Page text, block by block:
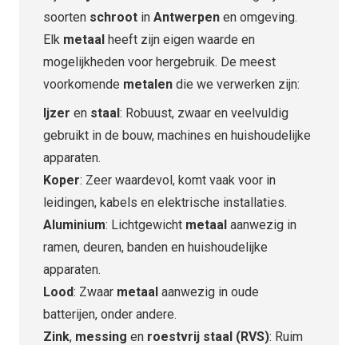
soorten schroot in Antwerpen en omgeving.
Elk metaal heeft zijn eigen waarde en
mogelijkheden voor hergebruik. De meest
voorkomende metalen die we verwerken zijn:
Ijzer en staal: Robuust, zwaar en veelvuldig
gebruikt in de bouw, machines en huishoudelijke
apparaten.
Koper: Zeer waardevol, komt vaak voor in
leidingen, kabels en elektrische installaties.
Aluminium: Lichtgewicht metaal aanwezig in
ramen, deuren, banden en huishoudelijke
apparaten.
Lood: Zwaar metaal aanwezig in oude
batterijen, onder andere.
Zink, messing en roestvrij staal (RVS): Ruim